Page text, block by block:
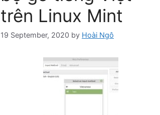
trên Linux Mint
19 September, 2020 by Hoài Ngô